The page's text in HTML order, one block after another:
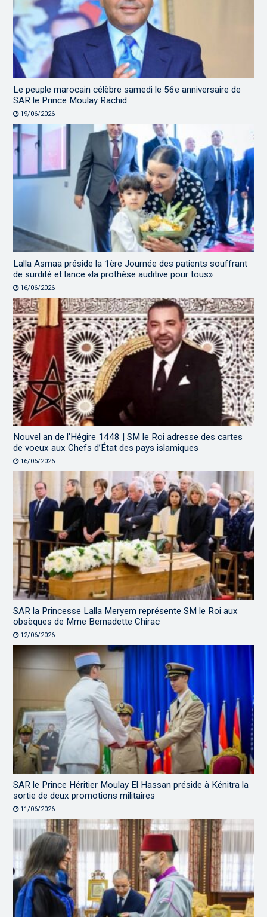
Le peuple marocain célèbre samedi le 56e anniversaire de
SAR le Prince Moulay Rachid
19/06/2026
Lalla Asmaa préside la 1ère Journée des patients souffrant
de surdité et lance «la prothèse auditive pour tous»
16/06/2026
Nouvel an de l’Hégire 1448 | SM le Roi adresse des cartes
de voeux aux Chefs d’État des pays islamiques
16/06/2026
SAR la Princesse Lalla Meryem représente SM le Roi aux
obsèques de Mme Bernadette Chirac
12/06/2026
SAR le Prince Héritier Moulay El Hassan préside à Kénitra la
sortie de deux promotions militaires
11/06/2026